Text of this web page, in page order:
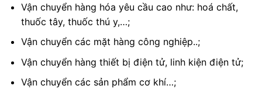
Vận chuyển hàng hóa yêu cầu cao như: hoá chất,
thuốc tây, thuốc thú y,…;
Vận chuyển các mặt hàng công nghiệp..;
Vận chuyển hàng thiết bị điện tử, linh kiện điện tử;
Vận chuyển các sản phẩm cơ khí…;